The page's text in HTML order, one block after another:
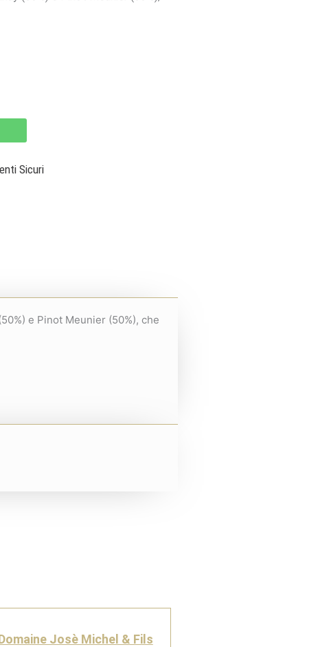
Sicuri
e Pinot Meunier (50%), che
Josè Michel & Fils